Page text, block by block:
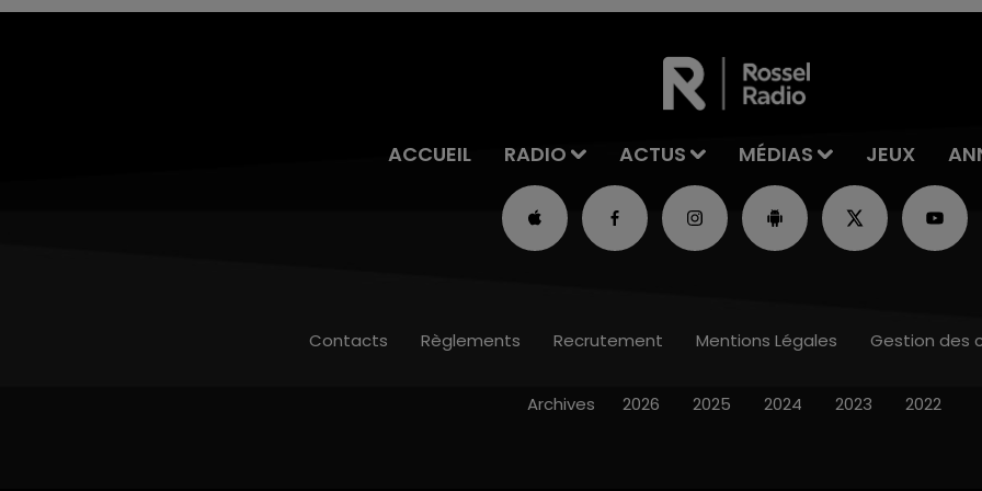
ACCUEIL RADIO ACTUS MÉDIAS JEUX
Contacts Règlements Recrutement Mentions Légales Gestion des
Archives 2026 2025 2024 2023 2022